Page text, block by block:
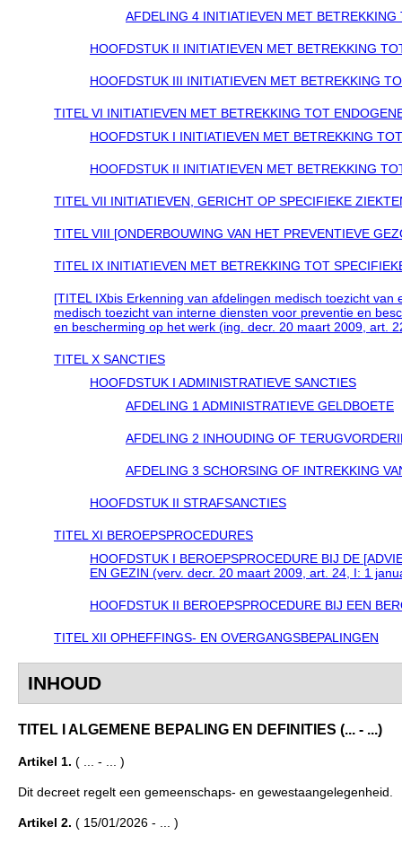
AFDELING 4 INITIATIEVEN MET
HOOFDSTUK II INITIATIEVEN MET BETREKKING
HOOFDSTUK III INITIATIEVEN MET BETREKKING
TITEL VI INITIATIEVEN MET BETREKKING TOT
HOOFDSTUK I INITIATIEVEN MET BETREKKING
HOOFDSTUK II INITIATIEVEN MET BETREKKING
TITEL VII INITIATIEVEN, GERICHT OP SPECIFIEKE
TITEL VIII [ONDERBOUWING VAN HET PREVENTIEVE
TITEL IX INITIATIEVEN MET BETREKKING TOT
[TITEL IXbis Erkenning van afdelingen medisch toezicht
medisch toezicht van interne diensten voor preventie en
en bescherming op het werk (ing. decr. 20 maart 2009, art.
TITEL X SANCTIES
HOOFDSTUK I ADMINISTRATIEVE SANCTIES
AFDELING 1 ADMINISTRATIEVE GELDBOETE
AFDELING 2 INHOUDING OF
AFDELING 3 SCHORSING OF INTREKKING
HOOFDSTUK II STRAFSANCTIES
TITEL XI BEROEPSPROCEDURES
HOOFDSTUK I BEROEPSPROCEDURE BIJ DE
EN GEZIN (verv. decr. 20 maart 2009, art. 24, I: 1
HOOFDSTUK II BEROEPSPROCEDURE BIJ EEN
TITEL XII OPHEFFINGS- EN OVERGANGSBEPALINGEN
INHOUD
TITEL I ALGEMENE BEPALING EN DEFINITIES (... - ...)
Artikel 1. ( ... - ... )
Dit decreet regelt een gemeenschaps- en gewestaangelegenheid.
Artikel 2. ( 15/01/2026 - ... )